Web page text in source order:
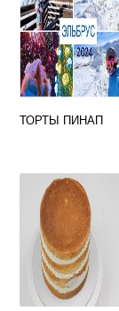
ТОРТЫ ПИНАП